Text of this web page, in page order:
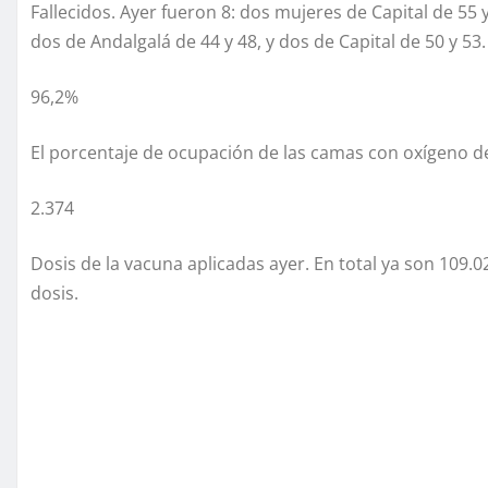
Fallecidos. Ayer fueron 8: dos mujeres de Capital de 55
dos de Andalgalá de 44 y 48, y dos de Capital de 50 y 53.
96,2%
El porcentaje de ocupación de las camas con oxígeno
2.374
Dosis de la vacuna aplicadas ayer. En total ya son
dosis.